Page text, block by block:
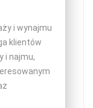
i wynajmu
klientów
i najmu,